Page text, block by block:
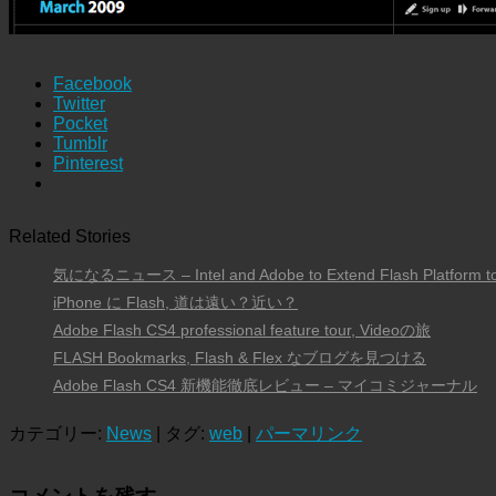
Facebook
Twitter
Pocket
Tumblr
Pinterest
Related Stories
気になるニュース – Intel and Adobe to Extend Flash Platform
iPhone に Flash, 道は遠い？近い？
Adobe Flash CS4 professional feature tour, Videoの旅
FLASH Bookmarks, Flash & Flex なブログを見つける
Adobe Flash CS4 新機能徹底レビュー – マイコミジャーナル
カテゴリー: News | タグ: web パーマリンク